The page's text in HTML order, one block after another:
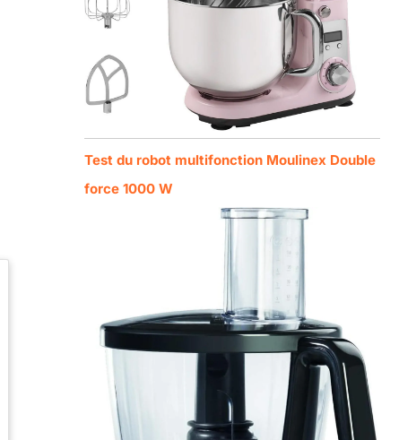
Test du robot multifonction Moulinex Double
force 1000 W